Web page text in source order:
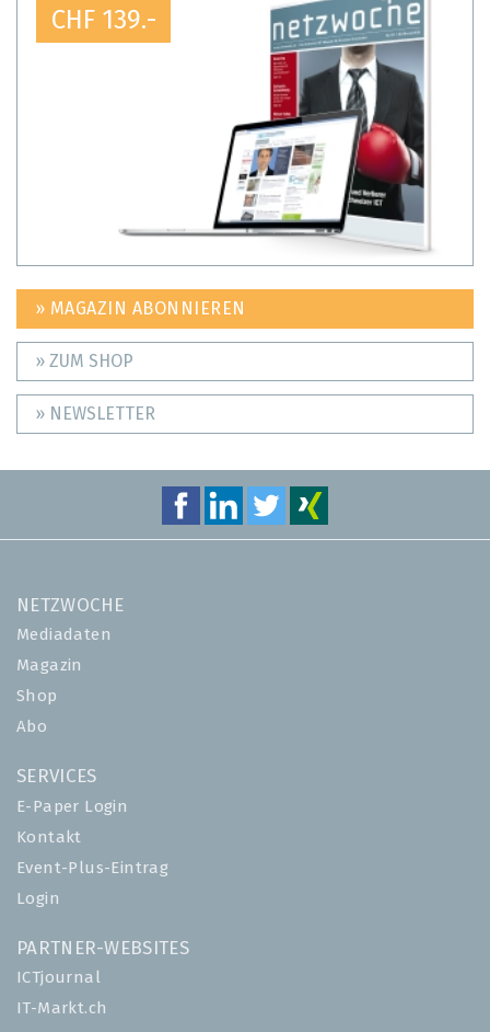
CHF 139.-
» MAGAZIN ABONNIEREN
» ZUM SHOP
» NEWSLETTER
NETZWOCHE
Mediadaten
Magazin
Shop
Abo
SERVICES
E-Paper Login
Kontakt
Event-Plus-Eintrag
Login
PARTNER-WEBSITES
ICTjournal
IT-Markt.ch